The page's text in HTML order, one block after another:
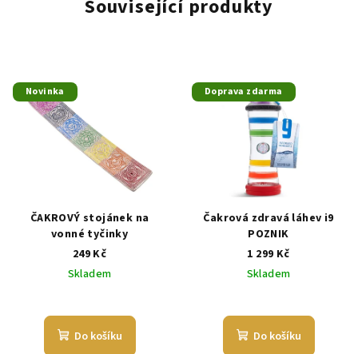
Související produkty
Novinka
ČAKROVÝ stojánek na
vonné tyčinky
249 Kč
Skladem
Do košíku
Doprava zdarma
Čakrová zdravá láhev i9
POZNIK
1 299 Kč
Skladem
hodnocení
produktu
Do košíku